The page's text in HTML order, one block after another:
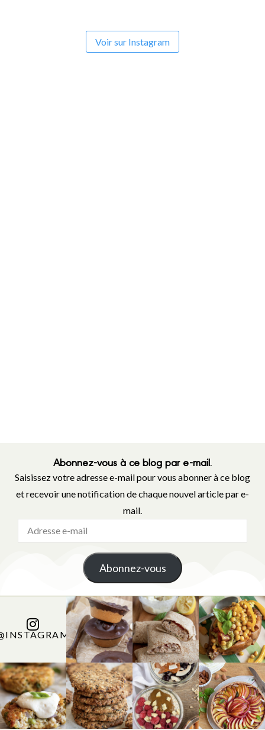
Voir sur Instagram
Abonnez-vous à ce blog par e-mail.
Saisissez votre adresse e-mail pour vous abonner à ce blog
et recevoir une notification de chaque nouvel article par e-
mail.
Abonnez-vous